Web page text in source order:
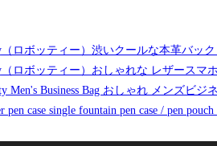
（ロボッティー）渋いクールな本革バッ
（ロボッティー）おしゃれな レザースマ
Men's Business Bag おしゃれ メンズビ
pen case single fountain pen case / pen